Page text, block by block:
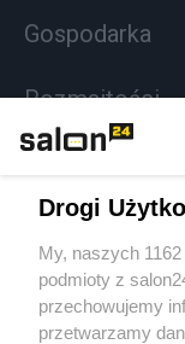
Gospodarka
Rozmaitości
Sport
Drogi
My, naszych
podmioty z
przechowujemy
przetwarzamy